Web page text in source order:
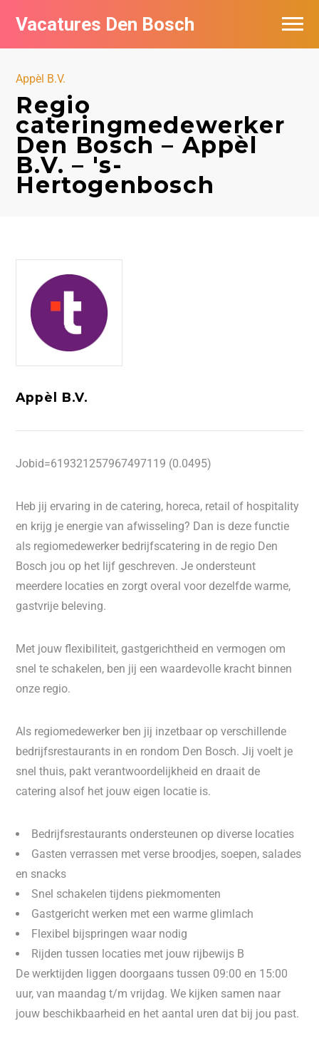
Vacatures Den Bosch
Appèl B.V.
Regio
cateringmedewerker
Den Bosch – Appèl
B.V. – 's-
Hertogenbosch
Appèl B.V.
Jobid=619321257967497119 (0.0495)
Heb jij ervaring in de catering, horeca, retail of hospitality
en krijg je energie van afwisseling? Dan is deze functie
als regiomedewerker bedrijfscatering in de regio Den
Bosch jou op het lijf geschreven. Je ondersteunt
meerdere locaties en zorgt overal voor dezelfde warme,
gastvrije beleving.
Met jouw flexibiliteit, gastgerichtheid en vermogen om
snel te schakelen, ben jij een waardevolle kracht binnen
onze regio.
Als regiomedewerker ben jij inzetbaar op verschillende
bedrijfsrestaurants in en rondom Den Bosch. Jij voelt je
snel thuis, pakt verantwoordelijkheid en draait de
catering alsof het jouw eigen locatie is.
Bedrijfsrestaurants ondersteunen op diverse locaties
Gasten verrassen met verse broodjes, soepen, salades
en snacks
Snel schakelen tijdens piekmomenten
Gastgericht werken met een warme glimlach
Flexibel bijspringen waar nodig
Rijden tussen locaties met jouw rijbewijs B
De werktijden liggen doorgaans tussen 09:00 en 15:00
uur, van maandag t/m vrijdag. We kijken samen naar
jouw beschikbaarheid en het aantal uren dat bij jou past.
Vacatures per bedrijf in Den Bosch
De populairste vacatures in Den Bosch